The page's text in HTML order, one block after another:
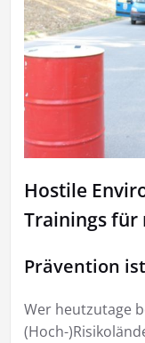
Hostile
Trainings für
Prävention
Wer heutzutage
(Hoch-